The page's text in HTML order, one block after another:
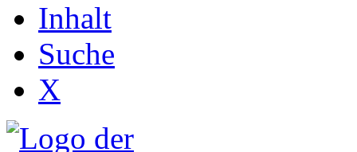
Inhalt
Suche
X